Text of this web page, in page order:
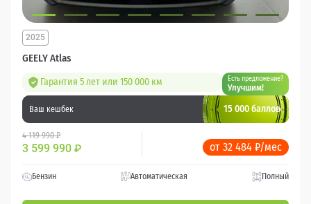
GEELY Atlas
2025
Гарантия 5 лет или 150 000 км Есть предложение?
Улучшим!
Ваш кешбек 15 000 баллов
4 119 990 ₽
3 599 990 ₽ от 32 484 ₽/мес
Бензин Автоматическая Полный